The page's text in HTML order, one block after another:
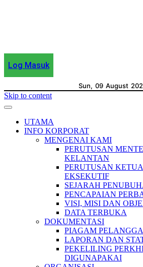
Log Masuk
Sun, 09 August
Skip to content
UTAMA
INFO KORPORAT
MENGENAI KAMI
PERUTUSAN
KELANTAN
PERUTUSAN
EKSEKUTIF
SEJARAH
PENCAPAIAN
VISI, MISI DAN
DATA TERBUKA
DOKUMENTASI
PIAGAM
LAPORAN DAN
PEKELILING
DIGUNAPAKAI